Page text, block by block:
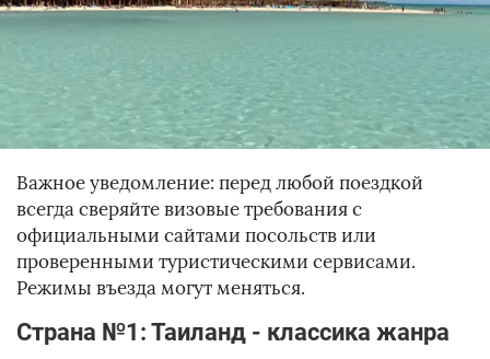
Важное уведомление: перед любой поездкой
всегда сверяйте визовые требования с
официальными сайтами посольств или
проверенными туристическими сервисами.
Режимы въезда могут меняться.
Страна №1: Таиланд - классика жанра